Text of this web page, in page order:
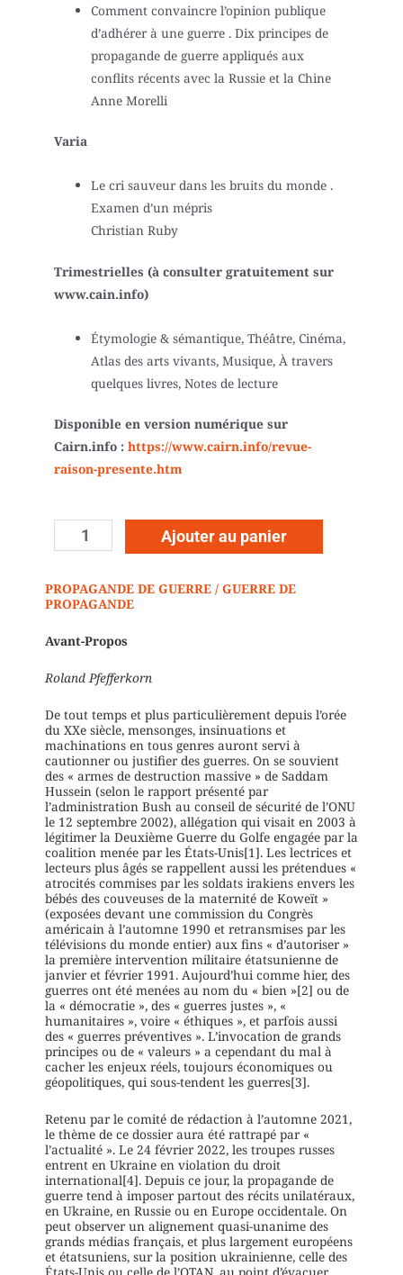
Comment convaincre l’opinion publique
d’adhérer à une guerre . Dix principes de
propagande de guerre appliqués aux
conflits récents avec la Russie et la Chine
Anne Morelli
Varia
Le cri sauveur dans les bruits du monde .
Examen d’un mépris
Christian Ruby
Trimestrielles (à consulter gratuitement sur
www.cain.info)
Étymologie & sémantique, Théâtre, Cinéma,
Atlas des arts vivants, Musique, À travers
quelques livres, Notes de lecture
Disponible en version numérique sur
Cairn.info : https://www.cairn.info/revue-
raison-presente.htm
Ajouter au panier
PROPAGANDE DE GUERRE / GUERRE DE
PROPAGANDE
Avant-Propos
Roland Pfefferkorn
De tout temps et plus particulièrement depuis l’orée
du XXe siècle, mensonges, insinuations et
machinations en tous genres auront servi à
cautionner ou justifier des guerres. On se souvient
des « armes de destruction massive » de Saddam
Hussein (selon le rapport présenté par
l’administration Bush au conseil de sécurité de l’ONU
le 12 septembre 2002), allégation qui visait en 2003 à
légitimer la Deuxième Guerre du Golfe engagée par la
coalition menée par les États-Unis[1]. Les lectrices et
lecteurs plus âgés se rappellent aussi les prétendues «
atrocités commises par les soldats irakiens envers les
bébés des couveuses de la maternité de Koweït »
(exposées devant une commission du Congrès
américain à l’automne 1990 et retransmises par les
télévisions du monde entier) aux fins « d’autoriser »
la première intervention militaire étatsunienne de
janvier et février 1991. Aujourd’hui comme hier, des
guerres ont été menées au nom du « bien »[2] ou de
la « démocratie », des « guerres justes », «
humanitaires », voire « éthiques », et parfois aussi
des « guerres préventives ». L’invocation de grands
principes ou de « valeurs » a cependant du mal à
cacher les enjeux réels, toujours économiques ou
géopolitiques, qui sous-tendent les guerres[3].
Retenu par le comité de rédaction à l’automne 2021,
le thème de ce dossier aura été rattrapé par «
l’actualité ». Le 24 février 2022, les troupes russes
entrent en Ukraine en violation du droit
international[4]. Depuis ce jour, la propagande de
guerre tend à imposer partout des récits unilatéraux,
en Ukraine, en Russie ou en Europe occidentale. On
peut observer un alignement quasi-unanime des
grands médias français, et plus largement européens
et étatsuniens, sur la position ukrainienne, celle des